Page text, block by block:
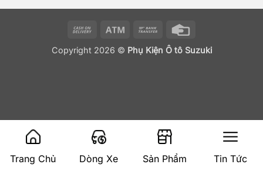
Trang Chủ Dòng Xe Sản Phẩm Tin Tức
Cash
Delivery
Atm
Bank
Copyright 2026 © Phụ Kiện Ô tô Suzuki